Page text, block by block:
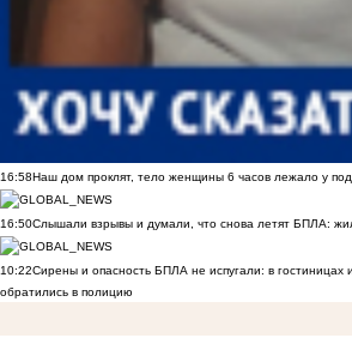
16:58Наш дом проклят, тело женщины 6 часов лежало у
16:50Слышали взрывы и думали, что снова летят БПЛА:
10:22Сирены и опасность БПЛА не испугали: в
обратились в полицию